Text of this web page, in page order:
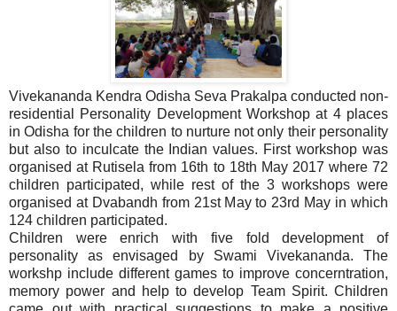
V​ivekananda ​K​endra​ Odisha Seva Prakalpa​ conducted non-
residential Personality Development Workshop at 4 places
in Odisha for the children to nurture not only their personality
but also to inculcate the Indian values.​ First workshop was
organised at Rutisela from 16th to 18th May 2017 where 72
children participated, while rest of the 3 workshops were
organised at Dvabandh from 21st May to 23rd May in which
124 children participated.
Children were enrich with five fold development of
personality as envisaged by Swami Vivekananda. The
workshp include different games to improve concerntration,
memory power and help to develop Team Spirit. Children